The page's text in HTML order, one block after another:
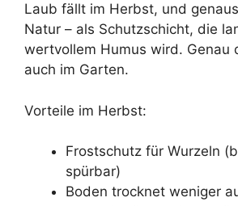
Laub fällt im Herbst, und
Natur – als Schutzschicht, die
wertvollem Humus wird. Genau
auch im Garten.
Vorteile im Herbst:
Frostschutz für Wurzeln
spürbar)
Boden trocknet weniger